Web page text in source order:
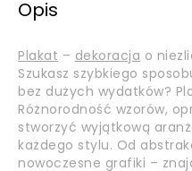
Opis
Plakat – dekoracja o
Szukasz szybkiego
bez dużych wydatków?
Różnorodność wzorów,
stworzyć wyjątkową
każdego stylu. Od
nowoczesne grafiki –